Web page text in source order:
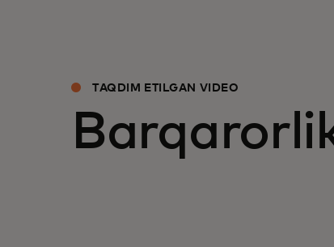
TAQDIM ETILGAN VIDEO